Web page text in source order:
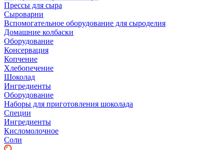
Прессы для сыра
Сыроварни
Вспомогательное оборудование для сыроделия
Домашние колбаски
Оборудование
Консервация
Копчение
Хлебопечение
Шоколад
Ингредиенты
Оборудование
Наборы для приготовления шоколада
Специи
Ингредиенты
Кисломолочное
Соли